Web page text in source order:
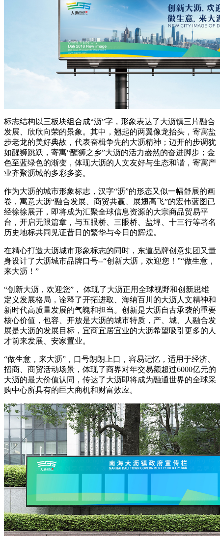
标志结构以三板块组合成“沥”字，形象表达了大沥镇三片融合
发展、欣欣向荣的景象。其中，翘起的两翼像龙抬头，寄寓盐
步老龙的美好典故，代表奋楫争先的大沥精神；迈开的步调犹
如醒狮跳跃，寄寓“醒狮之乡”大沥的活力盎然的奋进脚步；金
色至蓝绿色的渐变，体现大沥的人文友好与生态和谐，寄寓产
业齐聚沥城的多彩多姿。
作为大沥的城市形象标志，汉字“沥”的形态又似一幅舒展的画
卷，寓意大沥“融合发展、商贸共赢、展翅高飞”的宏伟蓝图已
经徐徐展开，即将成为汇聚全球信息资源的大宗商品贸易平
台，开启无限篇章，与五眼桥、三眼桥、盐埠、十三行等著名
历史地标共同见证昔日的繁华与今日的辉煌。
在精心打造大沥城市形象标志的同时，东道品牌创意集团又量
身设计了大沥城市品牌口号--“创新大沥，欢迎您！”“做生意，
来大沥！”
“创新大沥，欢迎您”， 体现了大沥正用全球视野和创新思维
定义发展格局，诠释了开拓进取、海纳百川的大沥人文精神和
新时代高质量发展的气魄和担当。创新是大沥自古承袭的重要
核心价值，包容、开放是大沥的城市特质，产、城、人融合发
展是大沥的发展目标，宜商宜居宜业的大沥希望吸引更多的人
才前来发展、安家置业。
“做生意，来大沥”，口号朗朗上口，容易记忆，适用于经济、
招商、商贸活动场景，体现了商界对年交易额超过6000亿元的
大沥的最大价值认同，传达了大沥即将成为融通世界的全球采
购中心所具有的巨大商机和财富效应。